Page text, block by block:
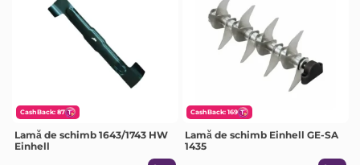
CashBack: 87
Lamă de schimb 1643/1743 HW
Einhell
CashBack: 169
Lamă de schimb Einhell GE-SA
1435